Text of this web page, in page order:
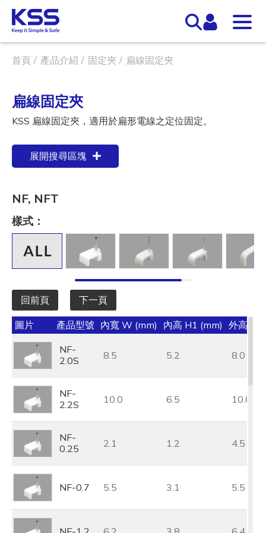
首頁 產品介紹 固定夾 扁線固定夾
扁線固定夾
KSS 扁線固定夾，適用於扁形電線之定位固定。
展開搜尋區塊
NF, NFT
樣式：
回前頁 下一頁
圖片 產品型號 內寬 W (mm) 內高 H1 (mm) 外高 H
NF-
2.0S
8.5 5.2 8.0
NF-
2.2S
10.0 6.5 10.0
NF-
0.25
2.1 1.2 4.5
NF-0.7 5.5 3.1 5.5